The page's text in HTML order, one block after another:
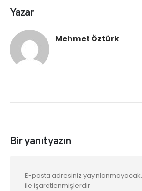
Yazar
Mehmet Öztürk
Bir yanıt yazın
E-posta adresiniz yayınlanmayacak.
ile işaretlenmişlerdir